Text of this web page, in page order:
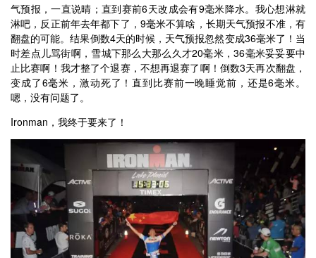
气预报，一直说晴；直到赛前6天改成会有9毫米降水。我心想淋就
淋吧，反正前年去年都下了，9毫米不算啥，长期天气预报不准，有
翻盘的可能。结果倒数4天的时候，天气预报忽然变成36毫米了！当
时差点儿骂街啊，雪城下那么大那么久才20毫米，36毫米妥妥要中
止比赛啊！我才整了个退赛，不想再退赛了啊！倒数3天再次翻盘，
变成了6毫米，激动死了！直到比赛前一晚睡觉前，还是6毫米。
嗯，没有问题了。
Ironman，我终于要来了！